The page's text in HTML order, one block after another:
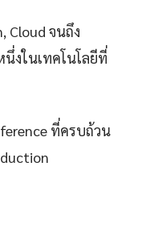
Cloud จนถึง
งในเทคโนโลยีที่
ที่ครบถ้วน